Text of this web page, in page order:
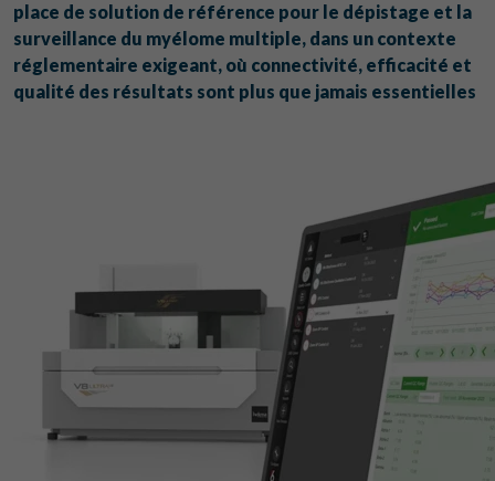
place de solution de référence pour le dépistage et la
surveillance du myélome multiple, dans un contexte
réglementaire exigeant, où connectivité, efficacité et
qualité des résultats sont plus que jamais essentielles